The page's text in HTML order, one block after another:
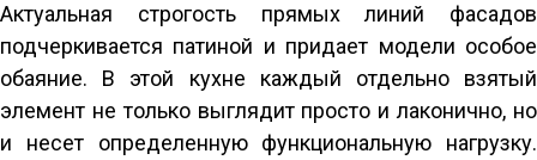
Актуальная строгость прямых линий фасадов
подчеркивается патиной и придает модели особое
обаяние. В этой кухне каждый отдельно взятый
элемент не только выглядит просто и лаконично, но
и несет определенную функциональную нагрузку.